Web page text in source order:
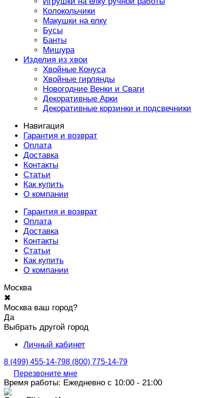
Колокольчики
Макушки на елку
Бусы
Банты
Мишура
Изделия из хвои
Хвойные Конуса
Хвойные гирлянды
Новогодние Венки и Сваги
Декоративные Арки
Декоративные корзинки и подсвечники
Навигация
Гарантия и возврат
Оплата
Доставка
Контакты
Статьи
Как купить
О компании
Гарантия и возврат
Оплата
Доставка
Контакты
Статьи
Как купить
О компании
Москва
✖
Москва ваш город?
Да
Выбрать другой город
Личный кабинет
8 (499) 455-14-798 (800) 775-14-79
Перезвоните мне
Время работы: Ежедневно с 10:00 - 21:00